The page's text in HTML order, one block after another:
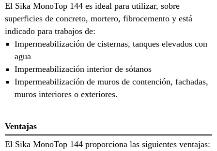
El Sika MonoTop 144 es ideal para utilizar, sobre
superficies de concreto, mortero, fibrocemento y está
indicado para trabajos de:
Impermeabilización de cisternas, tanques elevados con
agua
Impermeabilización interior de sótanos
Impermeabilización de muros de contención, fachadas,
muros interiores o exteriores.
Ventajas
El Sika MonoTop 144 proporciona las siguientes ventajas: